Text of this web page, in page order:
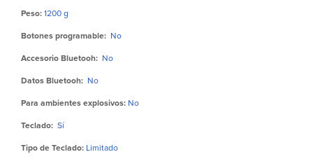
Peso: 1200 g
Botones programable: No
Accesorio Bluetooh: No
Datos Bluetooh: No
Para ambientes explosivos: No
Teclado: Sí
Tipo de Teclado: Limitado